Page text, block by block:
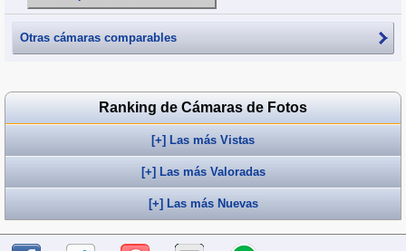
Otras cámaras comparables
Ranking de Cámaras de Fotos
[+] Las más Vistas
[+] Las más Valoradas
[+] Las más Nuevas